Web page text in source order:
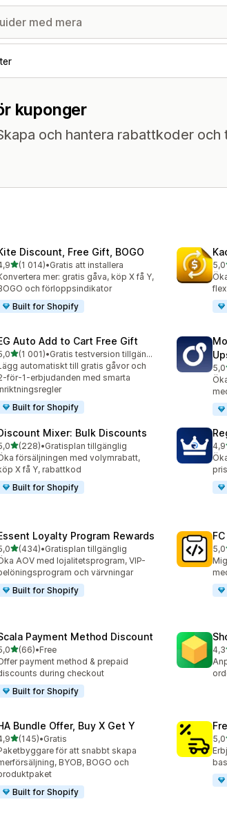
kuponger
och hantera rabattkoder och
Discount, Free Gift, BOGO
av 5 stjärnor
(1 014)
recensioner totalt
•Gratis att installera
mer: gratis gåva, köp X få Y,
och förloppsindikator
Built for Shopify
5,0
Auto Add to Cart Free Gift
av 5 stjärnor
(1 001)
recensioner totalt
•
Gratis testversion tillgänglig
automatiskt till gratis gåvor och
för-1-erbjudanden med smarta
Built for Shopify
5,0
Mixer: Bulk Discounts
av 5 stjärnor
(228)
recensioner totalt
•Gratisplan tillgänglig
försäljningen med volymrabatt,
X få Y, rabattkod
Built for Shopify
4,9
Loyalty Program Rewards
av 5 stjärnor
(434)
recensioner totalt
•Gratisplan tillgänglig
AOV med lojalitetsprogram, VIP-
och värvningar
Built for Shopify
5,0
90
Payment Method Discount
av 5 stjärnor
(66)
recensioner totalt
•Free
payment method & prepaid
during checkout
Built for Shopify
4,3
Bundle Offer, Buy X Get Y
av 5 stjärnor
(145)
recensioner totalt
•Gratis
för att snabbt skapa
BYOB, BOGO och
Built for Shopify
5,0
72